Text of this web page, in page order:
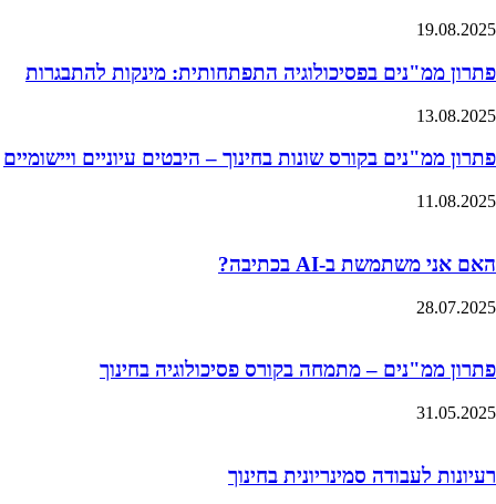
19.08.2025
פתרון ממ"נים בפסיכולוגיה התפתחותית: מינקות להתבגרות
13.08.2025
פתרון ממ"נים בקורס שונות בחינוך – היבטים עיוניים ויישומיים
11.08.2025
האם אני משתמשת ב-AI בכתיבה?
28.07.2025
פתרון ממ"נים – מתמחה בקורס פסיכולוגיה בחינוך
31.05.2025
רעיונות לעבודה סמינריונית בחינוך